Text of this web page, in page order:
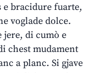
e bracidure fuarte,
voglade dolce.
jere, di cumò e
chest mudament
a planc. Si gjave